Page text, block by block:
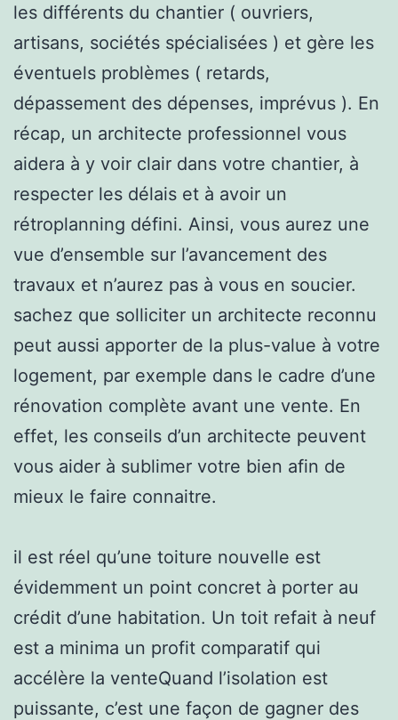
les différents du chantier ( ouvriers,
artisans, sociétés spécialisées ) et gère les
éventuels problèmes ( retards,
dépassement des dépenses, imprévus ). En
récap, un architecte professionnel vous
aidera à y voir clair dans votre chantier, à
respecter les délais et à avoir un
rétroplanning défini. Ainsi, vous aurez une
vue d’ensemble sur l’avancement des
travaux et n’aurez pas à vous en soucier.
sachez que solliciter un architecte reconnu
peut aussi apporter de la plus-value à votre
logement, par exemple dans le cadre d’une
rénovation complète avant une vente. En
effet, les conseils d’un architecte peuvent
vous aider à sublimer votre bien afin de
mieux le faire connaitre.
il est réel qu’une toiture nouvelle est
évidemment un point concret à porter au
crédit d’une habitation. Un toit refait à neuf
est a minima un profit comparatif qui
accélère la venteQuand l’isolation est
puissante, c’est une façon de gagner des